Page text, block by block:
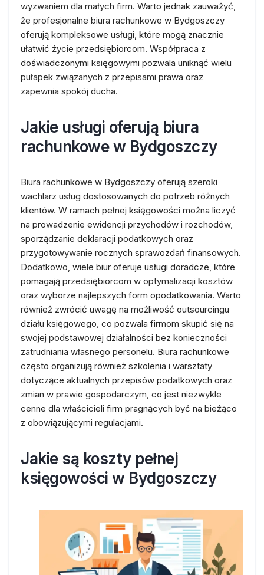
wyzwaniem dla małych firm. Warto jednak zauważyć,
że profesjonalne biura rachunkowe w Bydgoszczy
oferują kompleksowe usługi, które mogą znacznie
ułatwić życie przedsiębiorcom. Współpraca z
doświadczonymi księgowymi pozwala uniknąć wielu
pułapek związanych z przepisami prawa oraz
zapewnia spokój ducha.
Jakie usługi oferują biura
rachunkowe w Bydgoszczy
Biura rachunkowe w Bydgoszczy oferują szeroki
wachlarz usług dostosowanych do potrzeb różnych
klientów. W ramach pełnej księgowości można liczyć
na prowadzenie ewidencji przychodów i rozchodów,
sporządzanie deklaracji podatkowych oraz
przygotowywanie rocznych sprawozdań finansowych.
Dodatkowo, wiele biur oferuje usługi doradcze, które
pomagają przedsiębiorcom w optymalizacji kosztów
oraz wyborze najlepszych form opodatkowania. Warto
również zwrócić uwagę na możliwość outsourcingu
działu księgowego, co pozwala firmom skupić się na
swojej podstawowej działalności bez konieczności
zatrudniania własnego personelu. Biura rachunkowe
często organizują również szkolenia i warsztaty
dotyczące aktualnych przepisów podatkowych oraz
zmian w prawie gospodarczym, co jest niezwykle
cenne dla właścicieli firm pragnących być na bieżąco
z obowiązującymi regulacjami.
Jakie są koszty pełnej
księgowości w Bydgoszczy